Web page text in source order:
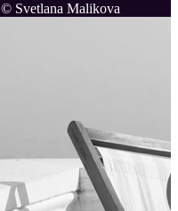
Svetlana Malikova